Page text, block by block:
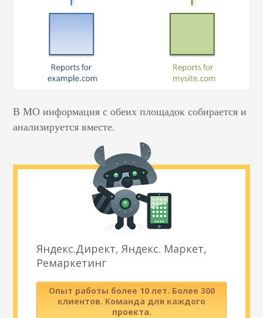
В МО информация с обеих площадок собирается и
анализируется вместе.
Яндекс.Директ, Яндекс. Маркет,
Ремаркетинг
Опыт работы более 10 лет. Более 300
клиентов. Команда для каждого
проекта.